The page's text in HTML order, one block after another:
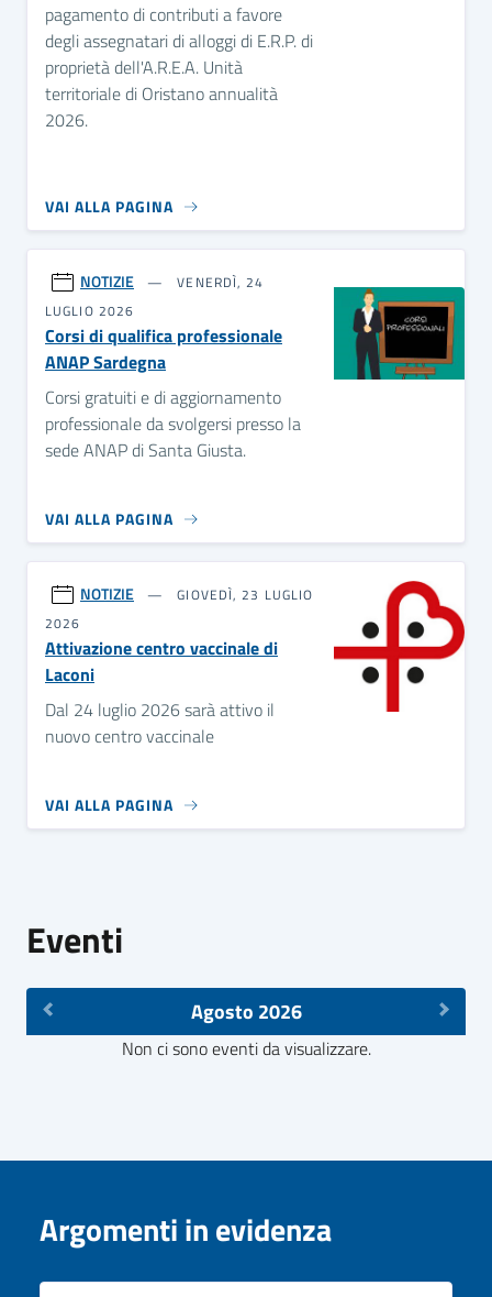
pagamento di contributi a favore
degli assegnatari di alloggi di E.R.P. di
proprietà dell'A.R.E.A. Unità
territoriale di Oristano annualità
2026.
VAI ALLA PAGINA
NOTIZIE
VENERDÌ, 24
LUGLIO 2026
Corsi di qualifica professionale
ANAP Sardegna
Corsi gratuiti e di aggiornamento
professionale da svolgersi presso la
sede ANAP di Santa Giusta.
VAI ALLA PAGINA
NOTIZIE
GIOVEDÌ, 23 LUGLIO
2026
Attivazione centro vaccinale di
Laconi
Dal 24 luglio 2026 sarà attivo il
nuovo centro vaccinale
VAI ALLA PAGINA
Eventi
Agosto 2026
Non ci sono eventi da visualizzare.
Argomenti in evidenza